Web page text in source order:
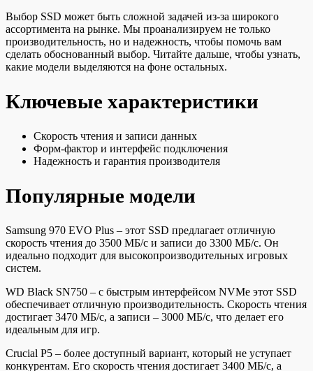
Выбор SSD может быть сложной задачей из-за широкого
ассортимента на рынке. Мы проанализируем не только
производительность, но и надежность, чтобы помочь вам
сделать обоснованный выбор. Читайте дальше, чтобы узнать,
какие модели выделяются на фоне остальных.
Ключевые характеристики
Скорость чтения и записи данных
Форм-фактор и интерфейс подключения
Надежность и гарантия производителя
Популярные модели
Samsung 970 EVO Plus – этот SSD предлагает отличную
скорость чтения до 3500 МБ/с и записи до 3300 МБ/с. Он
идеально подходит для высокопроизводительных игровых
систем.
WD Black SN750 – с быстрым интерфейсом NVMe этот SSD
обеспечивает отличную производительность. Скорость чтения
достигает 3470 МБ/с, а записи – 3000 МБ/с, что делает его
идеальным для игр.
Crucial P5 – более доступный вариант, который не уступает
конкурентам. Его скорость чтения достигает 3400 МБ/с, а